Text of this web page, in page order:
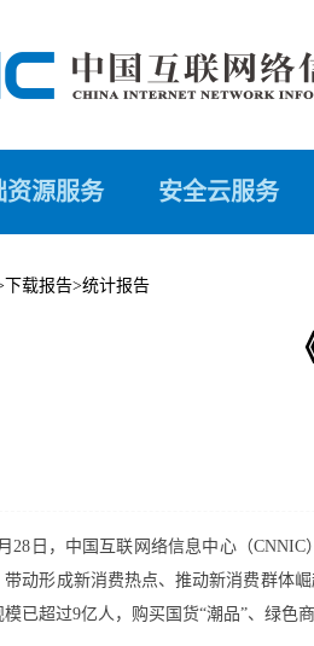
资源服务 安全云服务
下载报告>统计报告
28日，中国互联网络信息中心（
带动形成新消费热点、推动新消费群体
模已超过9亿人，购买国货“潮品”、绿色